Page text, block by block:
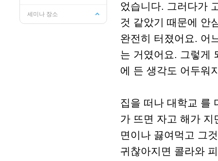
세미나 장소
었습니다. 그러다가
것 같았기 때문에 안
완전히 터졌어요. 어
는 거였어요. 그렇게
에 든 생각도 어두워
집을 떠나 대학교 를
가 뜨면 자고 해가 지
면이나 끓여먹고 그
귀찮아지면 콜라와